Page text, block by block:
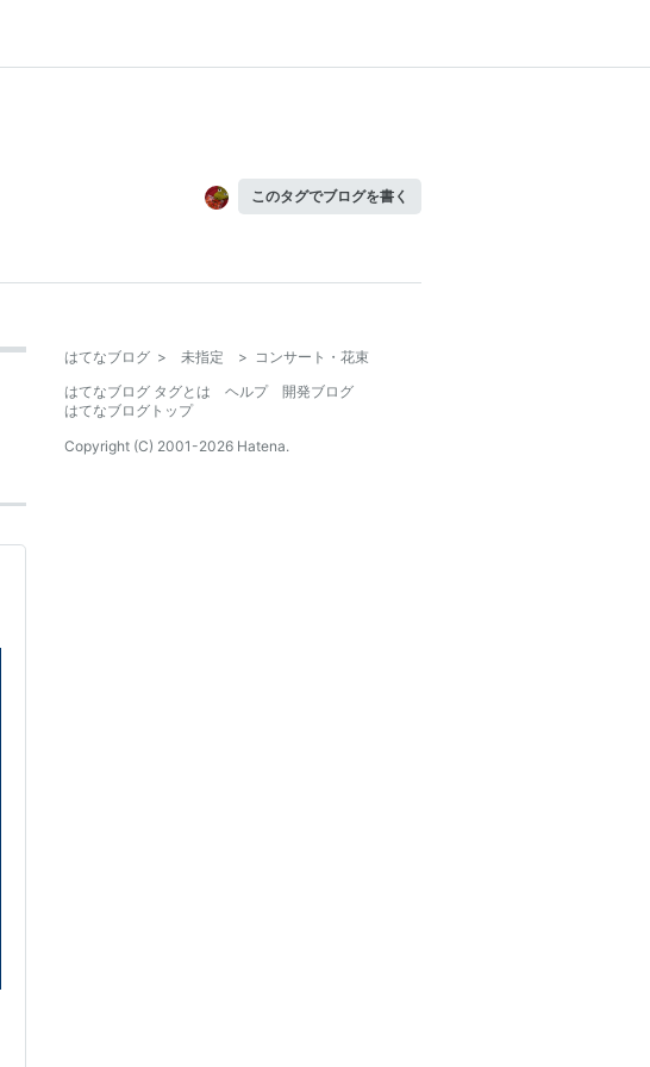
このタグでブログを書く
はてなブログ > 未指定 > コンサート・花束
はてなブログ タグとは
ヘルプ
開発ブログ
はてなブログトップ
Copyright (C) 2001-2026 Hatena.